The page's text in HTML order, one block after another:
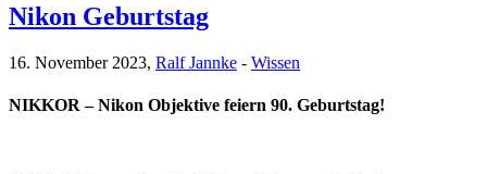
Nikon Geburtstag
16. November 2023, Ralf Jannke - Wissen
NIKKOR – Nikon Objektive feiern 90. Geburtstag!